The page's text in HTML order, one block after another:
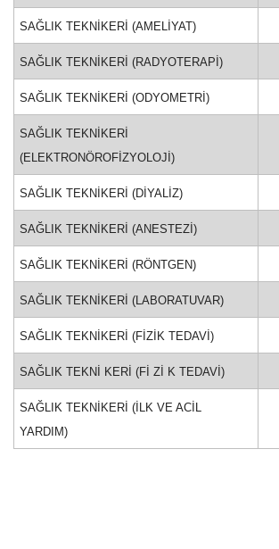
SAĞLIK TEKNİKERİ (AMELİYAT)
SAĞLIK TEKNİKERİ (RADYOTERAPİ)
SAĞLIK TEKNİKERİ (ODYOMETRİ)
SAĞLIK TEKNİKERİ
(ELEKTRONÖROFİZYOLOJİ)
SAĞLIK TEKNİKERİ (DİYALİZ)
SAĞLIK TEKNİKERİ (ANESTEZİ)
SAĞLIK TEKNİKERİ (RÖNTGEN)
SAĞLIK TEKNİKERİ (LABORATUVAR)
SAĞLIK TEKNİKERİ (FİZİK TEDAVİ)
SAĞLIK TEKNİ KERİ (Fİ Zİ K TEDAVİ)
SAĞLIK TEKNİKERİ (İLK VE ACİL
YARDIM)